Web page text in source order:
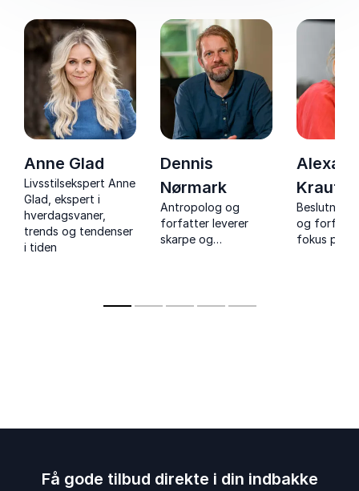
Anne Glad
Livsstilsekspert Anne
Glad, ekspert i
hverdagsvaner,
trends og tendenser
i tiden
Dennis
Nørmark
Antropolog og
forfatter leverer
skarpe og
kulturforståelse og
og
fokus på
Få gode tilbud direkte i din indbakke